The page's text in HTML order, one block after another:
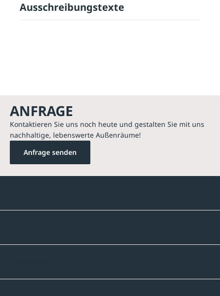
Ausschreibungstexte
ANFRAGE
Kontaktieren Sie uns noch heute und gestalten Sie mit uns
nachhaltige, lebenswerte Außenräume!
Anfrage senden